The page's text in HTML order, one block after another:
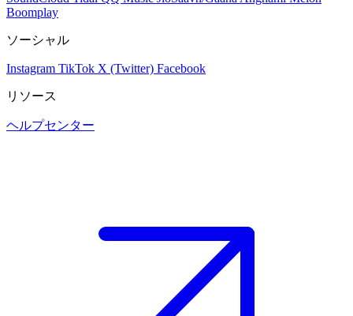
Boomplay
ソーシャル
Instagram TikTok X (Twitter) Facebook
リソース
ヘルプセンター